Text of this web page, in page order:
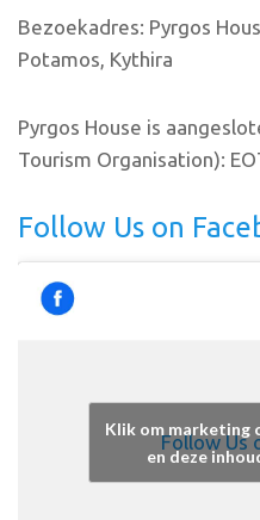
Bezoekadres: Pyrgos
Potamos, Kythira
Pyrgos House is
Tourism Organisation):
Follow Us on
Follow Us
Klik om marketing
en deze